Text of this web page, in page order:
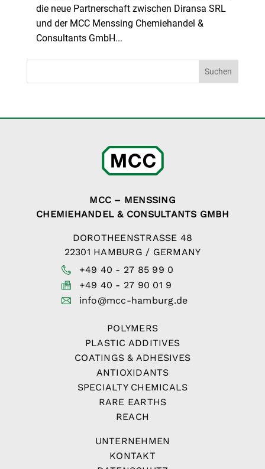
die neue Partnerschaft zwischen Diransa SRL
und der MCC Menssing Chemiehandel &
Consultants GmbH...
Suchen
MCC – MENSSING
CHEMIEHANDEL & CONSULTANTS GMBH
DOROTHEENSTRASSE 48
22301 HAMBURG / GERMANY
+49 40 - 27 85 99 0
+49 40 - 27 90 01 9
info@mcc-hamburg.de
POLYMERS
PLASTIC ADDITIVES
COATINGS & ADHESIVES
ANTIOXIDANTS
SPECIALTY CHEMICALS
RARE EARTHS
REACH
UNTERNEHMEN
KONTAKT